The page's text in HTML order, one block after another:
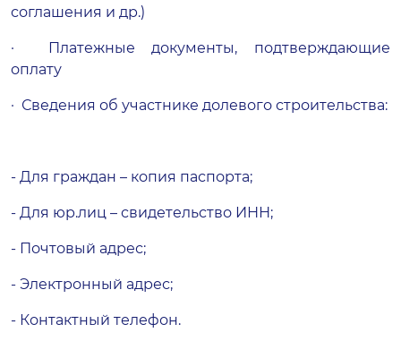
соглашения и др.)
· Платежные документы, подтверждающие
оплату
· Сведения об участнике долевого строительства:
- Для граждан – копия паспорта;
- Для юр.лиц – свидетельство ИНН;
- Почтовый адрес;
- Электронный адрес;
- Контактный телефон.